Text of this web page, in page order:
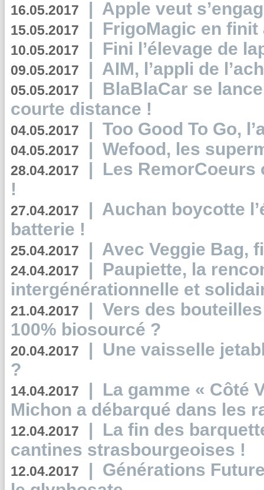
16.05.2017 | Apple veut
15.05.2017 | FrigoMagic en
10.05.2017 | Fini l’élevage de
09.05.2017 | AIM, l’appli de
05.05.2017 | BlaBlaCar se
courte distance !
04.05.2017 | Too Good To Go,
04.05.2017 | Wefood, les
28.04.2017 | Les RemorCoeurs
!
27.04.2017 | Auchan boycotte
batterie !
25.04.2017 | Avec Veggie Bag,
24.04.2017 | Paupiette, la
intergénérationnelle et
21.04.2017 | Vers des
100% biosourcé ?
20.04.2017 | Une vaisselle
?
14.04.2017 | La gamme « Côté
Michon a débarqué dans les
12.04.2017 | La fin des
cantines strasbourgeoises !
12.04.2017 | Générations